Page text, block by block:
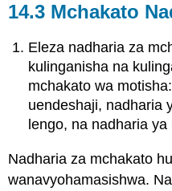
14.3 Mchakato
Eleza nadharia za
kulinganisha na
mchakato wa
uendeshaji, nadharia
lengo, na nadharia ya
Nadharia za mchakato
wanavyohamasishwa.